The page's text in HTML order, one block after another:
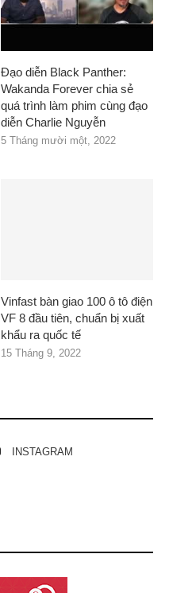
Đạo diễn Black Panther:
Wakanda Forever chia sẻ
quá trình làm phim cùng đạo
diễn Charlie Nguyễn
5 Tháng mười một, 2022
Vinfast bàn giao 100 ô tô điện
VF 8 đầu tiên, chuẩn bị xuất
khẩu ra quốc tế
15 Tháng 9, 2022
INSTAGRAM